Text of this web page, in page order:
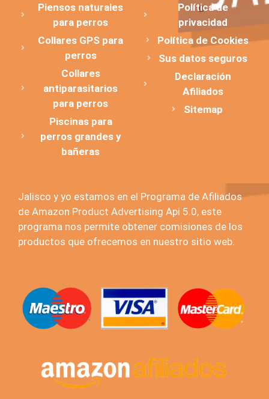
Piensos naturales
para perros
Collares GPS para
perros
Collares
antiparasitarios
para perros
Piscinas para
perros grandes y
bañeras
Política de
privacidad
Política de Cookies
Sus datos seguros
Declaración
Afiliados
Sitemap
Jalisco y yo estamos en el Programa de Afiliados
de Amazon Product Advertising Api 5.0, este
programa nos permite obtener comisiones de los
productos que ofrecemos en nuestro sitio web.